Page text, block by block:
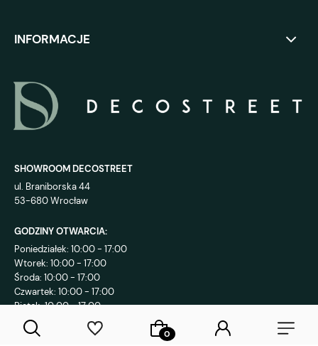
INFORMACJE
SHOWROOM DECOSTREET
ul. Braniborska 44
53-680 Wrocław
GODZINY OTWARCIA:
Poniedziałek: 10:00 - 17:00
Wtorek: 10:00 - 17:00
Środa: 10:00 - 17:00
Czwartek: 10:00 - 17:00
Piątek: 10:00 - 17:00
KONTAKT: